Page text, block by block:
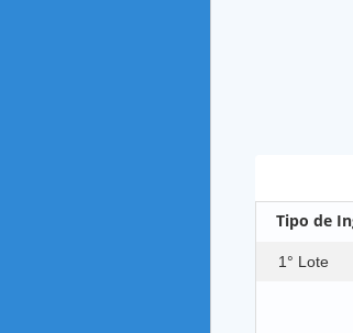
Tipo de
1° Lote